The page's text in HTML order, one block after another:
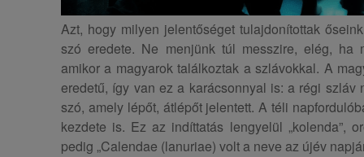
Azt, hogy milyen jelentőséget tulajdonítottak
szó eredete. Ne menjünk túl messzire, elég, ha
amikor a magyarok találkoztak a szlávokkal. A
eredetű, így van ez a karácsonnyal is: a régi szláv
szó, amely lépőt, átlépőt jelentett. A téli
kezdete is. Ez az indíttatás lengyelül „kolenda”,
pedig „Calendae (lanuriae) volt a neve az újév